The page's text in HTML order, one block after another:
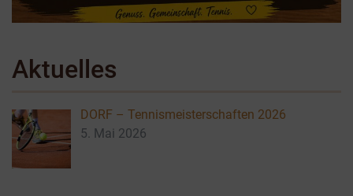
Aktuelles
DORF – Tennismeisterschaften 2026
5. Mai 2026